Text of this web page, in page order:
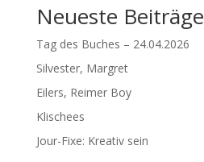
Neueste Beiträge
Tag des Buches – 24.04.2026
Silvester, Margret
Eilers, Reimer Boy
Klischees
Jour-Fixe: Kreativ sein